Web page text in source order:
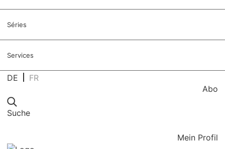
Séries
Services
DE
FR
Abo
Suche
Mein Profil